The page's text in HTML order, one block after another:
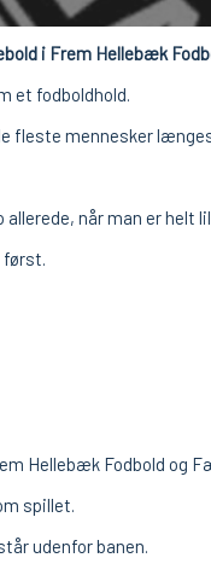
i Frem Hellebæk
et fodboldhold.
fleste mennesker
når man er helt
først.
Hellebæk Fodbold og
spillet.
udenfor banen.